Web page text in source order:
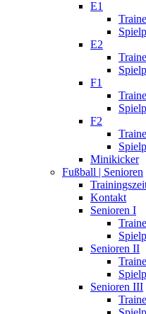
E1
E2
F1
F2
Minikicker
Fußball | Senioren
Kontakt
Senioren I
Senioren II
Senioren III